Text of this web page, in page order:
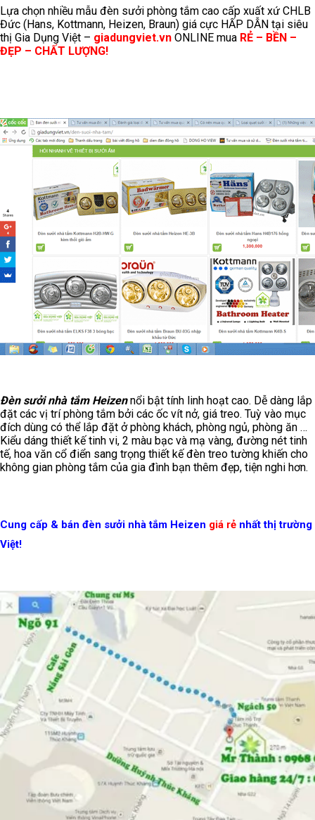
Lựa chọn nhiều mẫu đèn sưởi phòng tắm cao cấp xuất xứ CHLB
Đức (Hans, Kottmann, Heizen, Braun) giá cực HẤP DẪN tại siêu
thị Gia Dụng Việt – giadungviet.vn ONLINE mua RẺ – BỀN –
ĐẸP – CHẤT LƯỢNG!
Đèn sưởi nhà tắm Heizen nổi bật tính linh hoạt cao. Dễ dàng lắp
đặt các vị trí phòng tắm bởi các ốc vít nở, giá treo. Tuỳ vào mục
đích dùng có thể lắp đặt ở phòng khách, phòng ngủ, phòng ăn …
Kiểu dáng thiết kế tinh vi, 2 màu bạc và mạ vàng, đường nét tinh
tế, hoa văn cổ điển sang trọng thiết kế đèn treo tường khiến cho
không gian phòng tắm của gia đình bạn thêm đẹp, tiện nghi hơn.
Cung cấp & bán đèn sưởi nhà tắm Heizen giá rẻ nhất thị trường
Việt!